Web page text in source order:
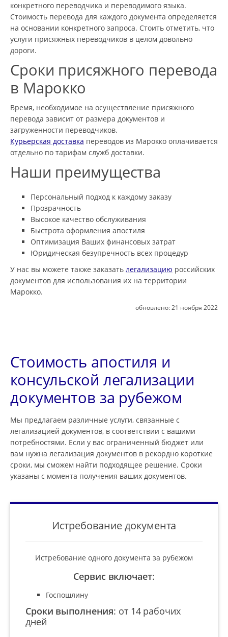
конкретного переводчика и переводимого языка.
Стоимость перевода для каждого документа определяется
на основании конкретного запроса. Стоить отметить, что
услуги присяжных переводчиков в целом довольно
дороги.
Сроки присяжного перевода
в Марокко
Время, необходимое на осуществление присяжного
перевода зависит от размера документов и
загруженности переводчиков.
Курьерская доставка переводов из Марокко оплачивается
отдельно по тарифам служб доставки.
Наши преимущества
Персональный подход к каждому заказу
Прозрачность
Высокое качество обслуживания
Быстрота оформления апостиля
Оптимизация Ваших финансовых затрат
Юридическая безупречность всех процедур
У нас вы можете также заказать легализацию российских
документов для использования их на территории
Марокко.
обновлено: 21 ноября 2022
Стоимость апостиля и
консульской легализации
документов за рубежом
Мы предлагаем различные услуги, связанные с
легализацией документов, в соответствии с вашими
потребностями. Если у вас ограниченный бюджет или
вам нужна легализация документов в рекордно короткие
сроки, мы сможем найти подходящее решение. Сроки
указаны с момента получения ваших документов.
Истребование документа
Истребование одного документа за рубежом
Сервис включает:
Госпошлину
Сроки выполнения: от 14 рабочих
дней